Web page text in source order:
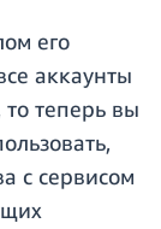
его
аккаунты
теперь вы
с сервисом